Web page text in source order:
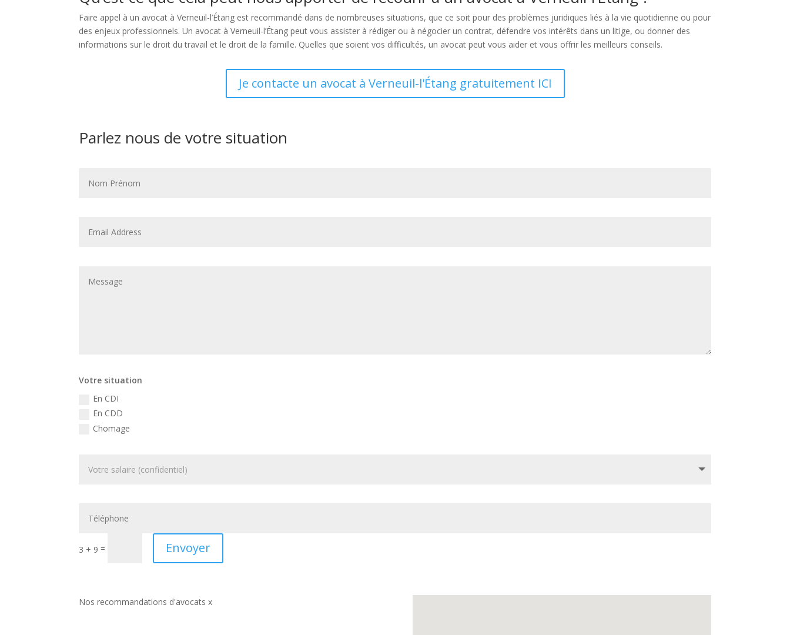
Faire appel à un avocat à Verneuil-l’Étang est recommandé dans de nombreuses situations, que ce soit pour des problèmes juridiques liés à la vie quotidienne ou pour
des enjeux professionnels. Un avocat à Verneuil-l’Étang peut vous assister à rédiger ou à négocier un contrat, défendre vos intérêts dans un litige, ou donner des
informations sur le droit du travail et le droit de la famille. Quelles que soient vos difficultés, un avocat peut vous aider et vous offrir les meilleurs conseils.
Je contacte un avocat à Verneuil-l'Étang gratuitement ICI
Parlez nous de votre situation
Votre situation
En CDI
En CDD
Chomage
3 + 9 = Envoyer
Nos recommandations d'avocats x